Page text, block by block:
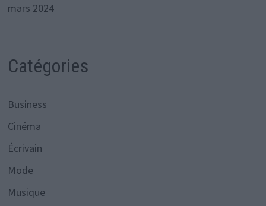
mars 2024
Catégories
Business
Cinéma
Écrivain
Mode
Musique